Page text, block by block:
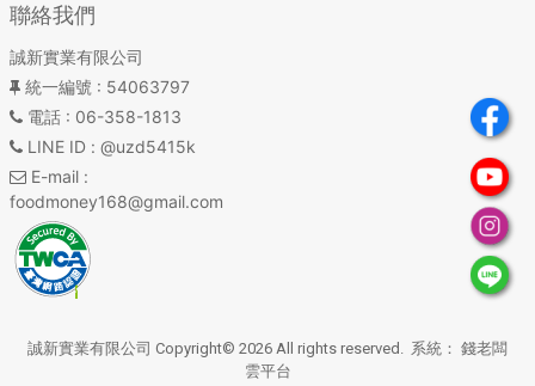
聯絡我們
誠新實業有限公司
統一編號 : 54063797
電話: 06-358-1813
LINE ID : @uzd5415k
E-mail:
foodmoney168@gmail.com
誠新實業有限公司 Copyright© 2026 All rights reserved. 系統： 錢老闆
雲平台